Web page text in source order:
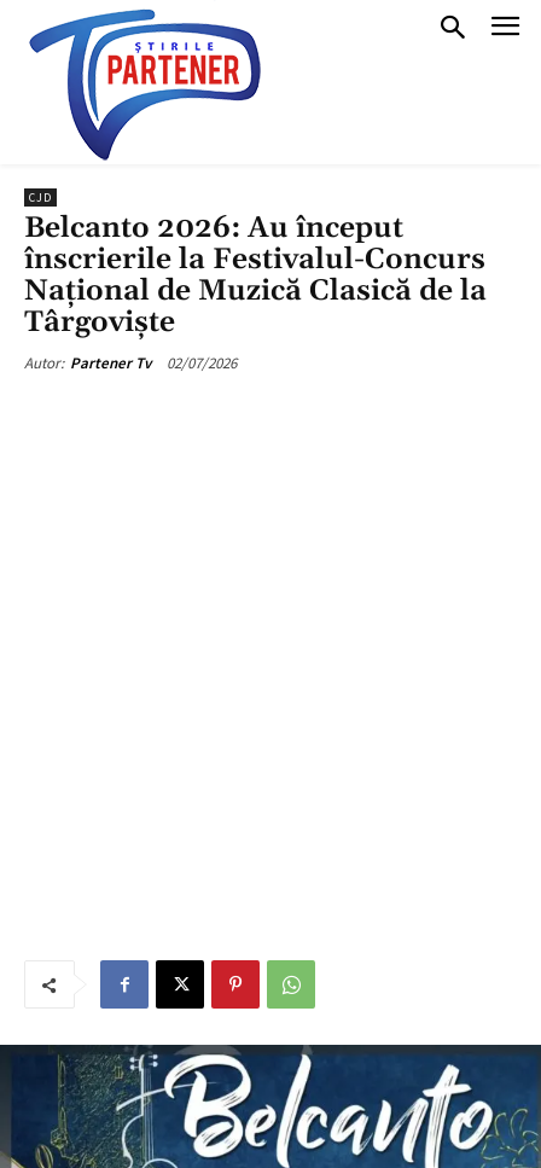
CJD
Belcanto 2026: Au început
înscrierile la Festivalul-Concurs
Național de Muzică Clasică de la
Târgoviște
Autor: Partener Tv 02/07/2026